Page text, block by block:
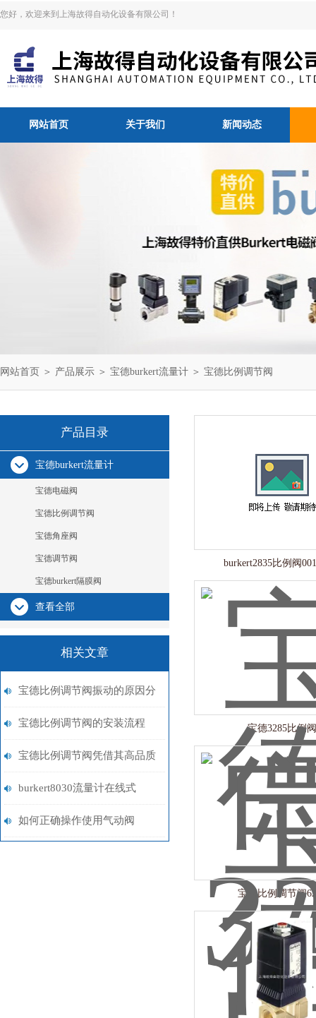
您好，欢迎来到上海故得自动化设备有限公司！
网站首页 关于我们 新闻动态
网站首页 ＞ 产品展示 ＞ 宝德burkert流量计 ＞ 宝德比例调节阀
产品目录
宝德burkert流量计
宝德电磁阀
宝德比例调节阀
宝德角座阀
宝德调节阀
宝德burkert隔膜阀
查看全部
相关文章
宝德比例调节阀振动的原因分
析
宝德比例调节阀的安装流程
宝德比例调节阀凭借其高品质
迅速打开了市场
burkert8030流量计在线式
如何正确操作使用气动阀
burkert2835比例阀
宝德3285比例阀
宝德比例调节阀